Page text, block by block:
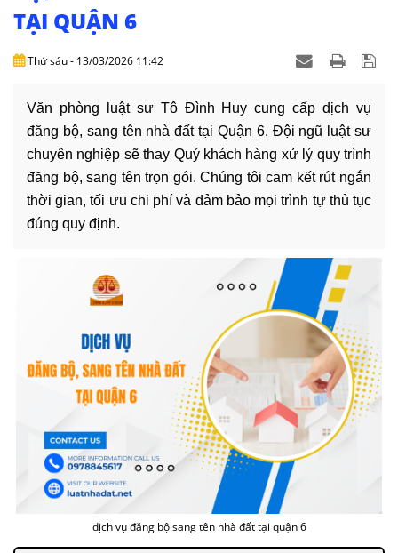
BẢN
-
BIỂU
LIÊN
HỆ
TẠI QUẬN 6
Thứ sáu - 13/03/2026 11:42
Văn phòng luật sư Tô Đình Huy cung cấp dịch vụ
đăng bộ, sang tên nhà đất tại Quận 6. Đội ngũ luật sư
chuyên nghiệp sẽ thay Quý khách hàng xử lý quy trình
đăng bộ, sang tên trọn gói. Chúng tôi cam kết rút ngắn
thời gian, tối ưu chi phí và đảm bảo mọi trình tự thủ tục
đúng quy định.
dịch vụ đăng bộ sang tên nhà đất tại quận 6